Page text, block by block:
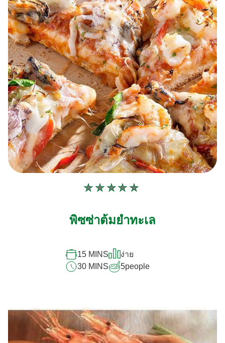
ไม่มี
คะแนน
นี้
พิซซ่าต้มยำทะเล
15 MINS
ง่าย
30 MINS
5people